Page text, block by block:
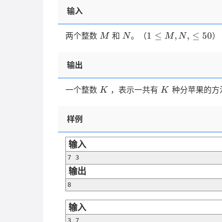
输入
两个整数 M
M 和N
N。（1 \le
1 ≤ M, N, ≤ 50）
输出
一个整数 K
K ，表示一共有K
K 种分苹果的方
样例
输入
7 3
输出
8
输入
3 7